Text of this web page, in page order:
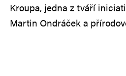
Kroupa, jedna z tváří
Martin Ondráček a